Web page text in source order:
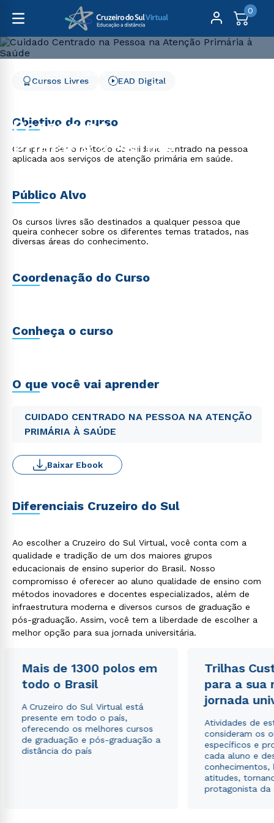
0
Cuidado Centrado na Pessoa na Atenção Primária à Saúde
Pessoa na Atenção
Primária à Saúde
Cursos Livres EAD Digital
Objetivo do curso
Compreender o método de cuidado centrado na pessoa
aplicada aos serviços de atenção primária em saúde.
Público Alvo
Os cursos livres são destinados a qualquer pessoa que
queira conhecer sobre os diferentes temas tratados, nas
diversas áreas do conhecimento.
Coordenação do Curso
Conheça o curso
O que você vai aprender
CUIDADO CENTRADO NA PESSOA NA ATENÇÃO
PRIMÁRIA À SAÚDE
Baixar Ebook
Diferenciais Cruzeiro do Sul
Ao escolher a Cruzeiro do Sul Virtual, você conta com a
qualidade e tradição de um dos maiores grupos
educacionais de ensino superior do Brasil. Nosso
compromisso é oferecer ao aluno qualidade de ensino com
métodos inovadores e docentes especializados, além de
infraestrutura moderna e diversos cursos de graduação e
pós-graduação. Assim, você tem a liberdade de escolher a
melhor opção para sua jornada universitária.
Mais de 1300 polos em
todo o Brasil
A Cruzeiro do Sul Virtual está
presente em todo o país,
oferecendo os melhores cursos
de graduação e pós-graduação a
distância do país
Trilhas
para a sua
jornada
Atividades de
consideram os
específicos e
cada aluno e
conhecimentos,
atitudes,
protagonista da